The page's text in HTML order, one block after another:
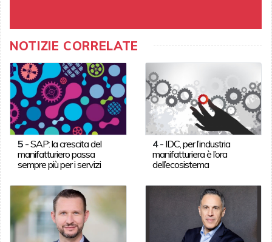
NOTIZIE CORRELATE
5-SAP: la crescita del
manifatturiero passa
sempre più per i servizi
4- IDC, per l’industria
manifatturiera è l’ora
dell’ecosistema